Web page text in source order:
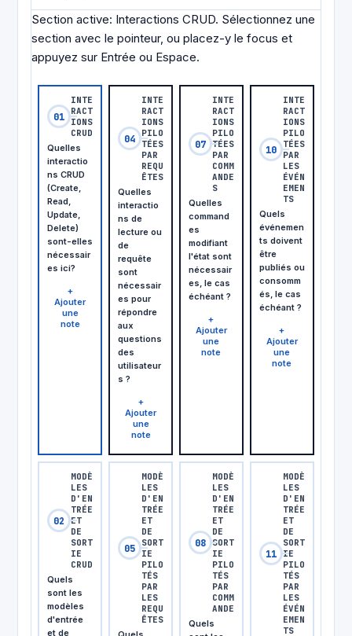
Section active: Interactions CRUD. Sélectionnez une
section avec le pointeur, ou placez-y le focus et
appuyez sur Entrée ou Espace.
01
INTE
RACT
IONS
CRUD
Quelles
interactio
ns CRUD
(Create,
Read,
Update,
Delete)
sont-elles
nécessair
es ici?
+
Ajouter
une
note
02
MODÈ
LES
D'EN
TRÉE
ET
DE
SORT
IE
CRUD
Quels
sont les
modèles
d'entrée
et de
04
INTE
RACT
IONS
PILO
TÉES
PAR
REQU
ÊTES
Quelles
interactio
ns de
lecture ou
de
requête
sont
nécessair
es pour
répondre
aux
questions
des
utilisateur
s ?
+
Ajouter
une
note
05
MODÈ
LES
D'EN
TRÉE
ET
DE
SORT
IE
PILO
TÉS
PAR
LES
REQU
ÊTES
07
INTE
RACT
IONS
PILO
TÉES
PAR
COMM
ANDE
S
Quelles
command
es
modifiant
l'état sont
nécessair
es, le cas
échéant ?
+
Ajouter
une
note
08
MODÈ
LES
D'EN
TRÉE
ET
DE
SORT
IE
PILO
TÉS
PAR
COMM
ANDE
Quels
10
INTE
RACT
IONS
PILO
TÉES
PAR
LES
ÉVÉN
EMEN
TS
Quels
événemen
ts doivent
être
publiés ou
consomm
és, le cas
échéant ?
+
Ajouter
une
note
11
MODÈ
LES
D'EN
TRÉE
ET
DE
SORT
IE
PILO
TÉS
PAR
LES
ÉVÉN
EMEN
TS